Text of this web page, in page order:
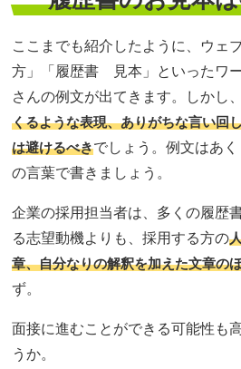
ここまでも紹介したように、ウェ
方」「履歴書 見本」といったワ
さんの例文が出てきます。しかし
くるような表現、ありがちな言い回
は避けるべきでしょう。例文はあ
の言葉で書きましょう。
企業の採用担当者は、多くの履歴
る志望動機よりも、採用する方の
章、自分なりの解釈を加えた文章の
ず。
面接に進むことができる可能性も
うか。